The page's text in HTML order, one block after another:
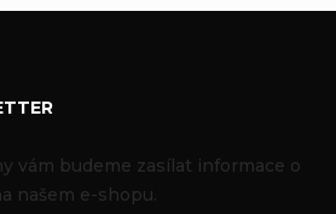
vám budeme zasílat informace o
našem e-shopu.